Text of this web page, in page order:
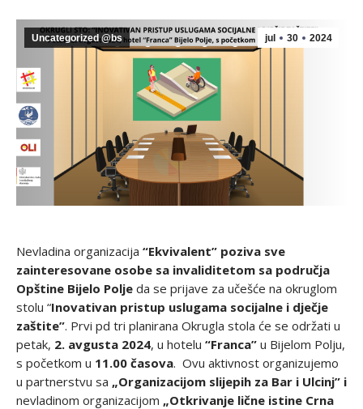
jul 30 2024
Uncategorized @bs
Nevladina organizacija “Ekvivalent” poziva sve
zainteresovane osobe sa invaliditetom sa područja
Opštine Bijelo Polje da se prijave za učešće na okruglom
stolu “Inovativan pristup uslugama socijalne i dječje
zaštite”. Prvi pd tri planirana Okrugla stola će se održati u
petak, 2. avgusta 2024, u hotelu “Franca” u Bijelom Polju,
s početkom u 11.00 časova. Ovu aktivnost organizujemo
u partnerstvu sa „Organizacijom slijepih za Bar i Ulcinj” i
nevladinom organizacijom „Otkrivanje lične istine Crna